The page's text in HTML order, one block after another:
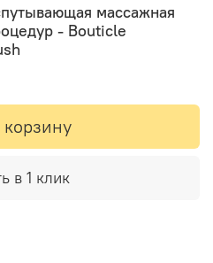
массажная
- Bouticle
корзину
в 1 клик